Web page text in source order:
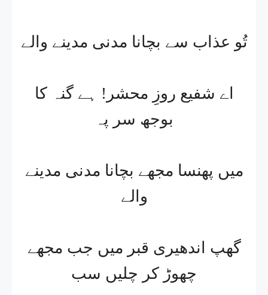
تُو عذاب سے بچانا مدنی مدینے والے
اے شفیع روزِ محشر! ہے گنہ کا
بوجھ سر پہ
میں پھنسا مجھے بچانا مدنی مدینے
والے
گھپ اندھیری قبر میں جب مجھے
چھوڑ کر چلیں سب